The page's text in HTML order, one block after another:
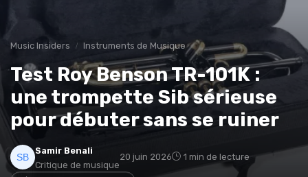
Music Insiders Instruments de Musique
Test Roy Benson TR-101K :
une trompette Sib sérieuse
pour débuter sans se ruiner
Samir Benali
Critique de musique
20 juin 2026 1 min de lecture